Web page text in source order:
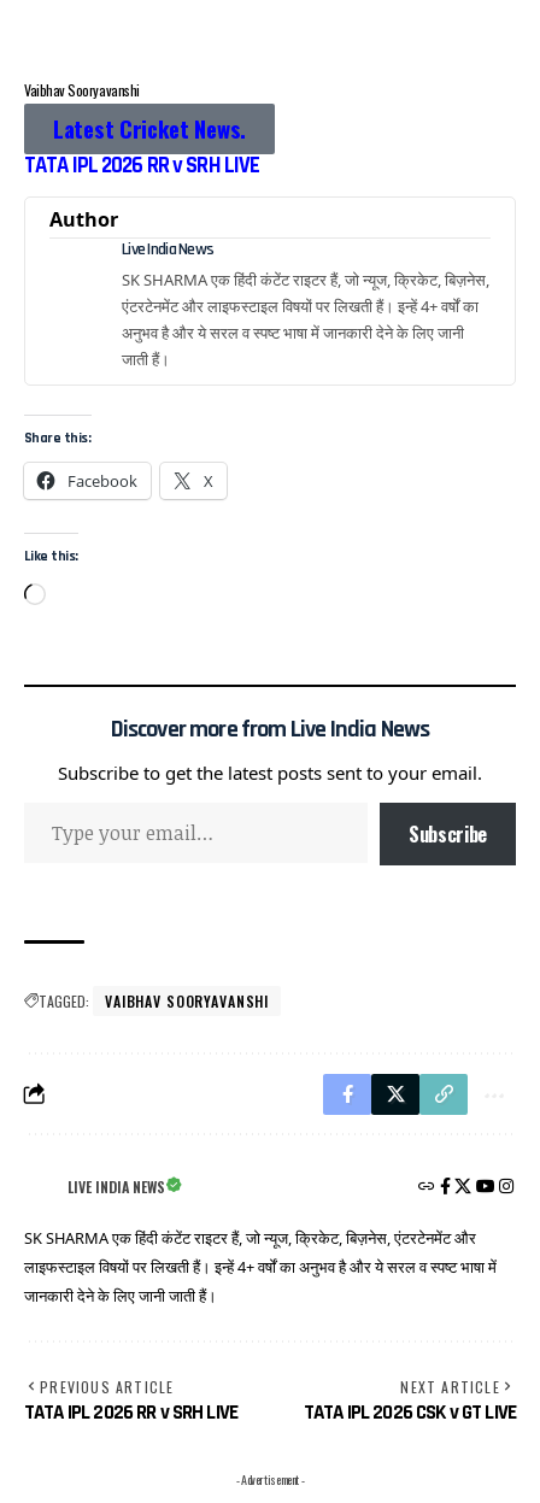
Vaibhav Sooryavanshi
Latest Cricket News.
TATA IPL 2026 RR v SRH LIVE
Author
Live India News
SK SHARMA एक हिंदी कंटेंट राइटर हैं, जो न्यूज, क्रिकेट, बिज़नेस,
एंटरटेनमेंट और लाइफस्टाइल विषयों पर लिखती हैं। इन्हें 4+ वर्षों का
अनुभव है और ये सरल व स्पष्ट भाषा में जानकारी देने के लिए जानी
जाती हैं।
Share this:
Facebook X
Like this:
Discover more from Live India News
Subscribe to get the latest posts sent to your email.
Subscribe
TAGGED: VAIBHAV SOORYAVANSHI
LIVE INDIA NEWS
SK SHARMA एक हिंदी कंटेंट राइटर हैं, जो न्यूज, क्रिकेट, बिज़नेस, एंटरटेनमेंट और
लाइफस्टाइल विषयों पर लिखती हैं। इन्हें 4+ वर्षों का अनुभव है और ये सरल व स्पष्ट भाषा में
जानकारी देने के लिए जानी जाती हैं।
PREVIOUS ARTICLE
TATA IPL 2026 RR v SRH LIVE
NEXT ARTICLE
TATA IPL 2026 CSK v GT LIVE
- Advertisement -